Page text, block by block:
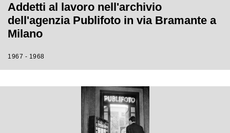
Addetti al lavoro nell'archivio
dell'agenzia Publifoto in via Bramante a
Milano
1967 - 1968